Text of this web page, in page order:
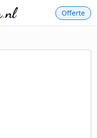
Offerte